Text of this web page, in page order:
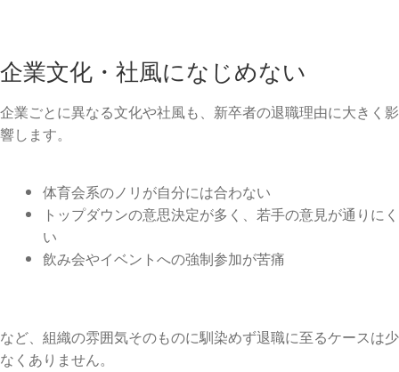
企業文化・社風になじめない
企業ごとに異なる文化や社風も、新卒者の退職理由に大きく影
響します。
体育会系のノリが自分には合わない
トップダウンの意思決定が多く、若手の意見が通りにく
い
飲み会やイベントへの強制参加が苦痛
など、組織の雰囲気そのものに馴染めず退職に至るケースは少
なくありません。